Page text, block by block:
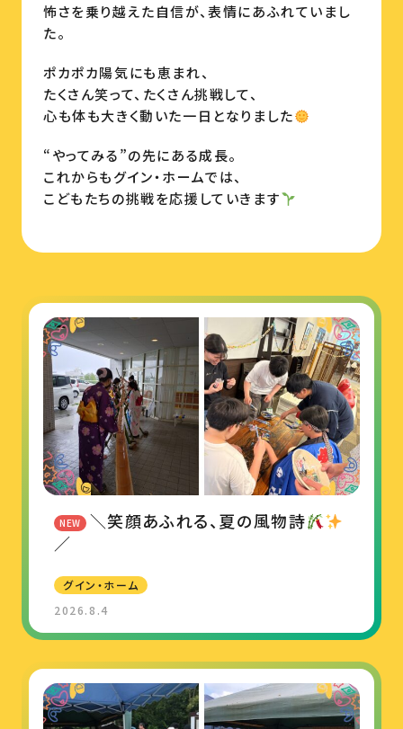
怖さを乗り越えた自信が、表情にあふれていまし
た。
ポカポカ陽気にも恵まれ、
たくさん笑って、たくさん挑戦して、
心も体も大きく動いた一日となりました
“やってみる”の先にある成長。
これからもグイン・ホームでは、
こどもたちの挑戦を応援していきます
NEW
＼笑顔あふれる、夏の風物詩
／
グイン・ホーム
2026.8.4